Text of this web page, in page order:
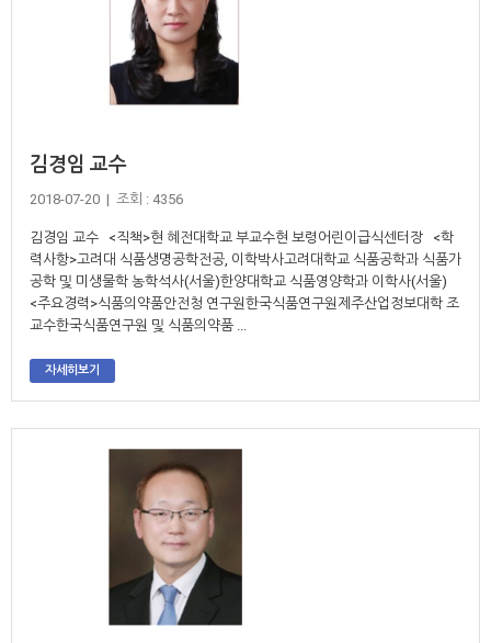
김경임 교수
2018-07-20 | 조회 : 4356
​김경임 교수 <직책>현 혜전대학교 부교수현 보령어린이급식센터장 <학
력사항>고려대 식품생명공학전공, 이학박사고려대학교 식품공학과 식품가
공학 및 미생물학 농학석사(서울)한양대학교 식품영양학과 이학사(서울)
<주요경력>식품의약품안전청 연구원한국식품연구원제주산업정보대학 조
교수한국식품연구원 및 식품의약품 ...
자세히보기